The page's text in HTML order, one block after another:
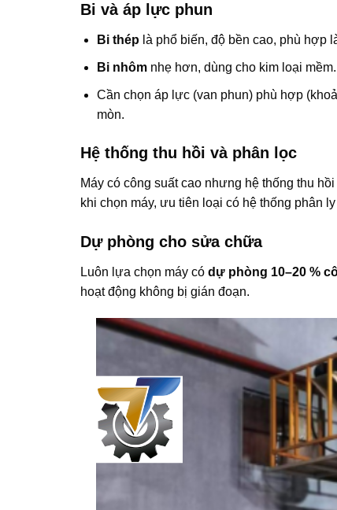
Bi và áp lực phun
Bi théplà phổ biến, độ bền cao, phù hợp
Bi nhômnhẹ hơn, dùng cho kim loại mềm.
Cần chọn áp lực (van phun) phù hợp
mòn.
Hệ thống thu hồi và phân lọc
Máy có công suất cao nhưng hệ thống thu
khi chọn máy, ưu tiên loại có hệ thống phân
Dự phòng cho sửa chữa
Luôn lựa chọn máy có dự phòng 10–20 %
hoạt động không bị gián đoạn.